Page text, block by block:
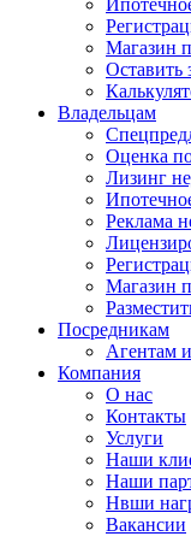
Магазин
Оставить
Владельцам
Оценка
Лизинг
Реклама
Магазин
Посредникам
Агентам
Компания
О нас
Контакты
Услуги
Наши
Наши
Нвши
Вакансии